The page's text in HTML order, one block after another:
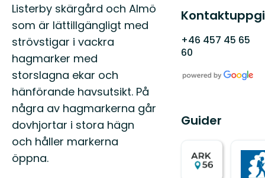
Listerby skärgård och Almö
som är lättillgängligt med
strövstigar i vackra
hagmarker med
storslagna ekar och
hänförande havsutsikt. På
några av hagmarkerna går
dovhjortar i stora hägn
och håller markerna
öppna.
+46 457 45 65
60
Guider